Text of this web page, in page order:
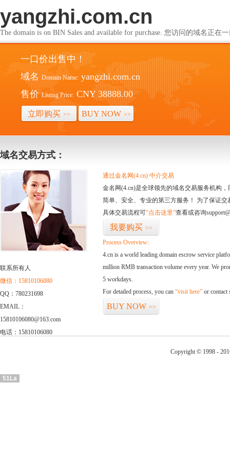
yangzhi.com.cn
The domain is on BIN Sales and available for purchase. 您访问的域名正在
一口价出售中！
域名 Domain Name: yangzhi.com.cn
售价 Listing Price: CNY 38888.00
立即购买 >> BUY NOW >>
域名交易方式：
联系所有人
微信：15810106080
QQ：780231698
EMAIL：
15810106080@163.com
电话：15810106080
通过金名网(4.cn) 中介交易
金名网(4.cn)是全球领先的域名交易服务机构
简单、安全、专业的第三方服务！ 为了保证
具体交易流程可“点击这里”查看或咨询
我要购买 >>
Process Overview:
4.cn is a world leading domain escrow service
million RMB transaction volume every year. We
5 workdays.
For detailed process, you can “visit here” or contact
BUY NOW >>
Copyright © 1998 -
51La